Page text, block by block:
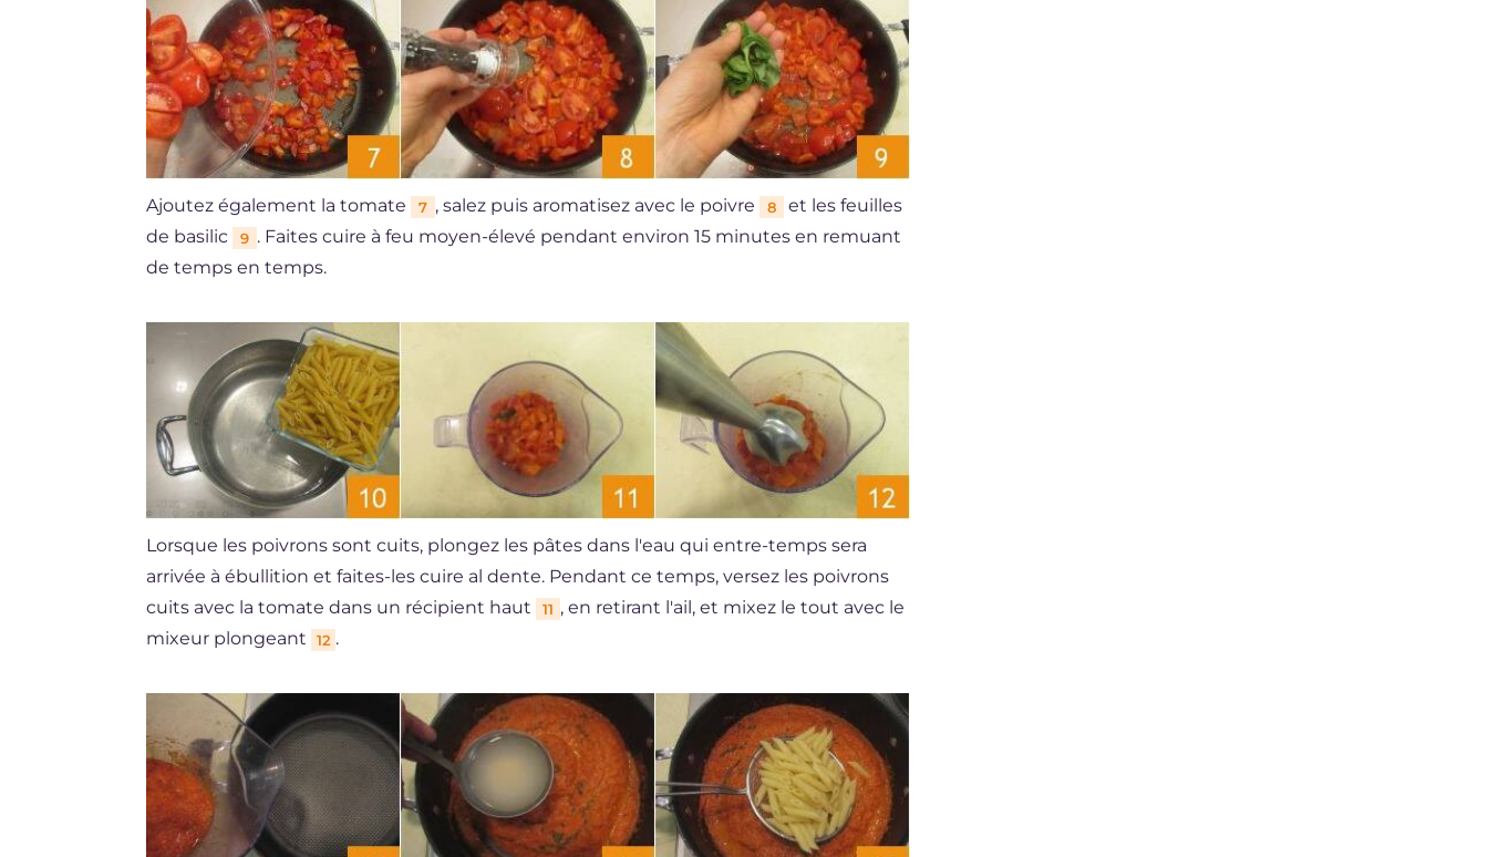
Ajoutez également la tomate 7 , salez puis aromatisez avec le poivre 8
et les feuilles
de basilic
9 . Faites cuire à feu moyen-élevé pendant environ 15 minutes en remuant
de temps en temps.
Lorsque les poivrons sont cuits, plongez les pâtes dans l'eau qui entre-temps sera
arrivée à ébullition et faites-les cuire al dente. Pendant ce temps, versez les poivrons
cuits avec la tomate dans un récipient haut
11 , en retirant l'ail, et mixez le tout avec le
mixeur plongeant
12 .